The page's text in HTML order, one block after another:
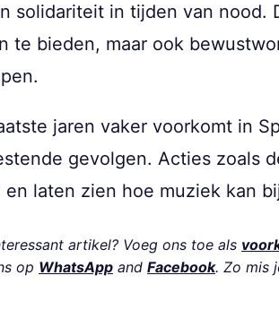
solidariteit in tijden van nood.
te bieden, maar ook
jaren vaker voorkomt in
gevolgen. Acties zoals
laten zien hoe muziek kan
artikel? Voeg ons toe als
op WhatsApp and Facebook. Zo mis